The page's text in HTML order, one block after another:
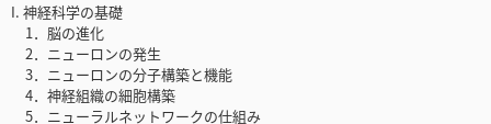
I. 神経科学の基礎
1．脳の進化
2．ニューロンの発生
3．ニューロンの分子構築と機能
4．神経組織の細胞構築
5．ニューラルネットワークの仕組み